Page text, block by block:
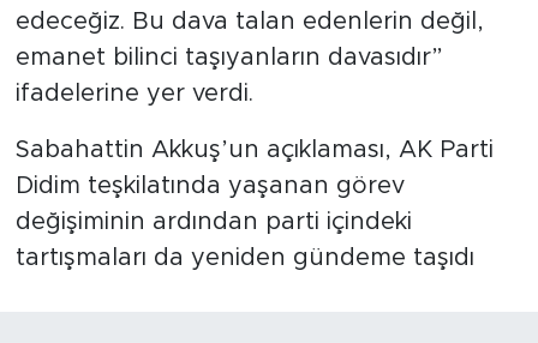
edeceğiz. Bu dava talan edenlerin değil,
emanet bilinci taşıyanların davasıdır”
ifadelerine yer verdi.
Sabahattin Akkuş’un açıklaması, AK Parti
Didim teşkilatında yaşanan görev
değişiminin ardından parti içindeki
tartışmaları da yeniden gündeme taşıdı